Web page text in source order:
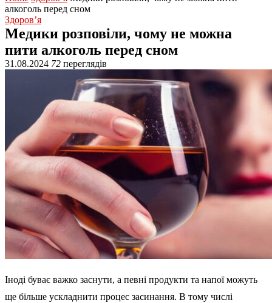
алкоголь перед сном
Здоров’я
Медики розповіли, чому не можна
пити алкоголь перед сном
31.08.2024 72 переглядів
Іноді буває важко заснути, а певні продукти та напої можуть
ще більше ускладнити процес засинання. В тому числі